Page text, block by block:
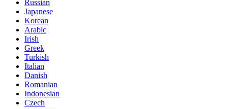
Russian
Japanese
Korean
Arabic
Irish
Greek
Turkish
Italian
Danish
Romanian
Indonesian
Czech